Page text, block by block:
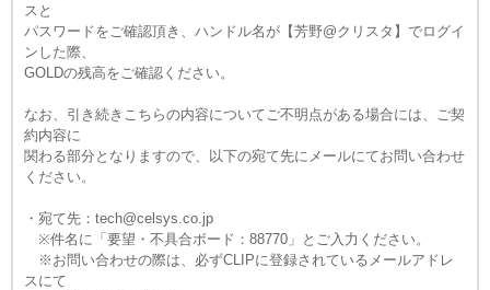
スと
パスワードをご確認頂き、ハンドル名が【芳野@クリスタ】でログイ
ンした際、
GOLDの残高をご確認ください。
なお、引き続きこちらの内容についてご不明点がある場合には、ご契
約内容に
関わる部分となりますので、以下の宛て先にメールにてお問い合わせ
ください。
・宛て先：tech@celsys.co.jp
※件名に「要望・不具合ボード：88770」とご入力ください。
※お問い合わせの際は、必ずCLIPに登録されているメールアドレ
スにて